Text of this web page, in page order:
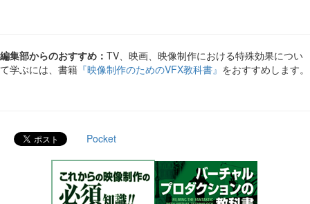
編集部からのおすすめ： TV、映画、映像制作における特殊効果につい
て学ぶには、書籍 『映像制作のためのVFX教科書』 をおすすめします。
Pocket